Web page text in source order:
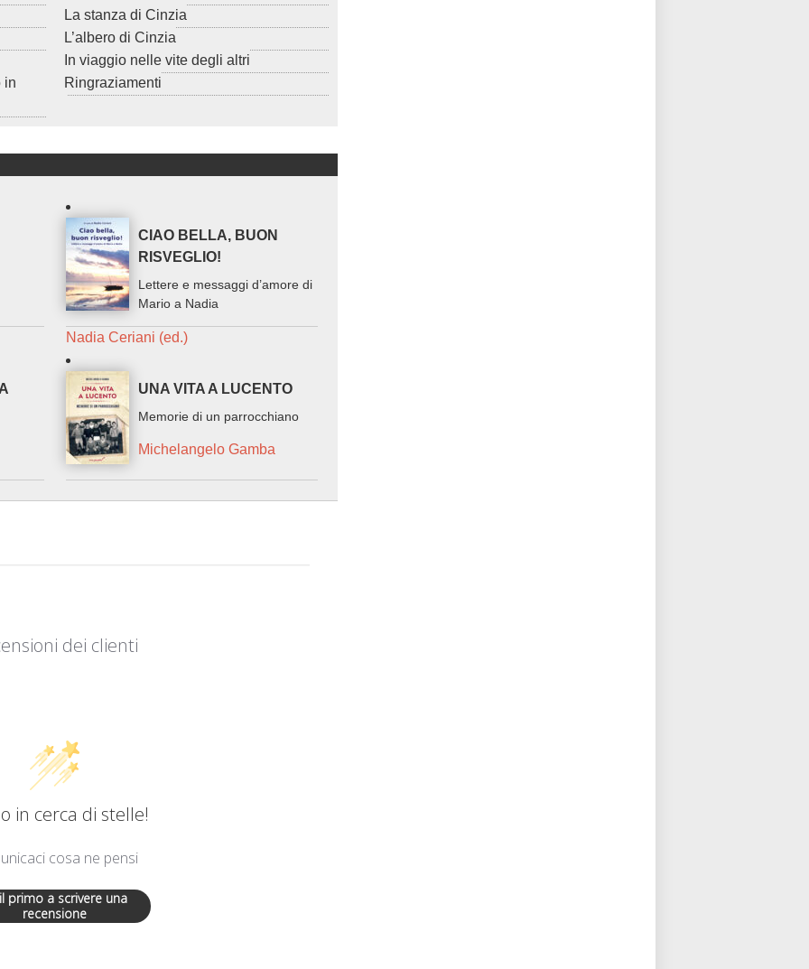
in
La stanza di Cinzia
L’albero di Cinzia
In viaggio nelle vite degli altri
Ringraziamenti
CIAO BELLA, BUON
RISVEGLIO!
Lettere e messaggi d’amore di
Mario a Nadia
Nadia Ceriani (ed.)
UNA VITA A LUCENTO
Memorie di un parrocchiano
Michelangelo Gamba
dei clienti
in cerca di stelle!
cosa ne pensi
primo a scrivere una
recensione